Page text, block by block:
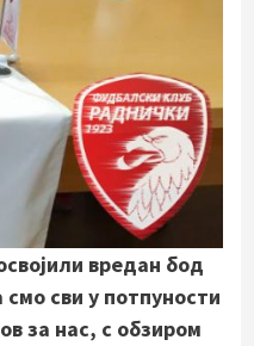
вредан бод
сви у потпуности
за нас, с обзиром